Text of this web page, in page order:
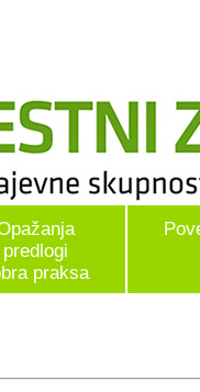
predlogi
praksa